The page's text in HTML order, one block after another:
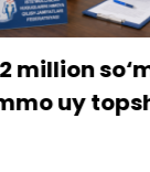
so‘m